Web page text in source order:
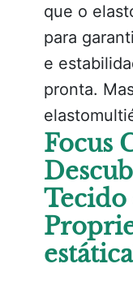
que o
para
e
pronta.
Focus